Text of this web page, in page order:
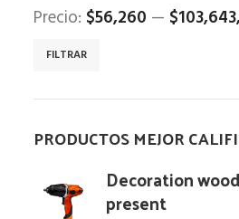
FILTRAR
Precio: $56,260 —
PRODUCTOS MEJOR
Decoration
present